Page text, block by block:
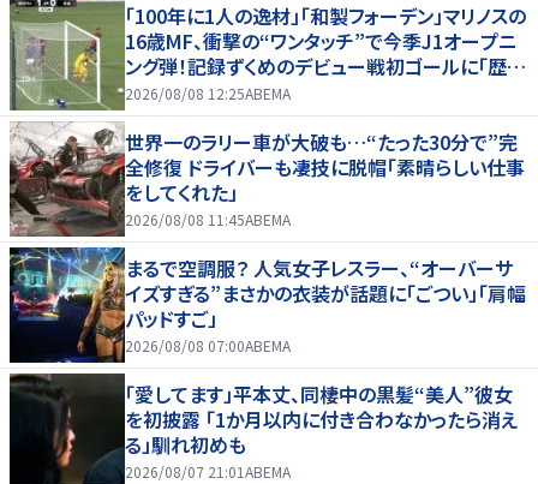
「100年に1人の逸材」「和製フォーデン」マリノスの
16歳MF、衝撃の“ワンタッチ”で今季J1オープニ
ング弾！記録ずくめのデビュー戦初ゴールに「歴史
を作りよった」
2026/08/08 12:25ABEMA
世界一のラリー車が大破も…“たった30分で”完
全修復 ドライバーも凄技に脱帽「素晴らしい仕事
をしてくれた」
2026/08/08 11:45ABEMA
まるで空調服？ 人気女子レスラー、“オーバーサ
イズすぎる”まさかの衣装が話題に「ごつい」「肩幅
パッドすご」
2026/08/08 07:00ABEMA
「愛してます」平本丈、同棲中の黒髪“美人”彼女
を初披露 「1か月以内に付き合わなかったら消え
る」馴れ初めも
2026/08/07 21:01ABEMA